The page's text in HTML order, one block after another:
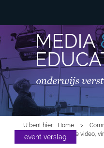
HOOFDMENU
U bent hier Home >
Seminar Interactieve video,
event verslag